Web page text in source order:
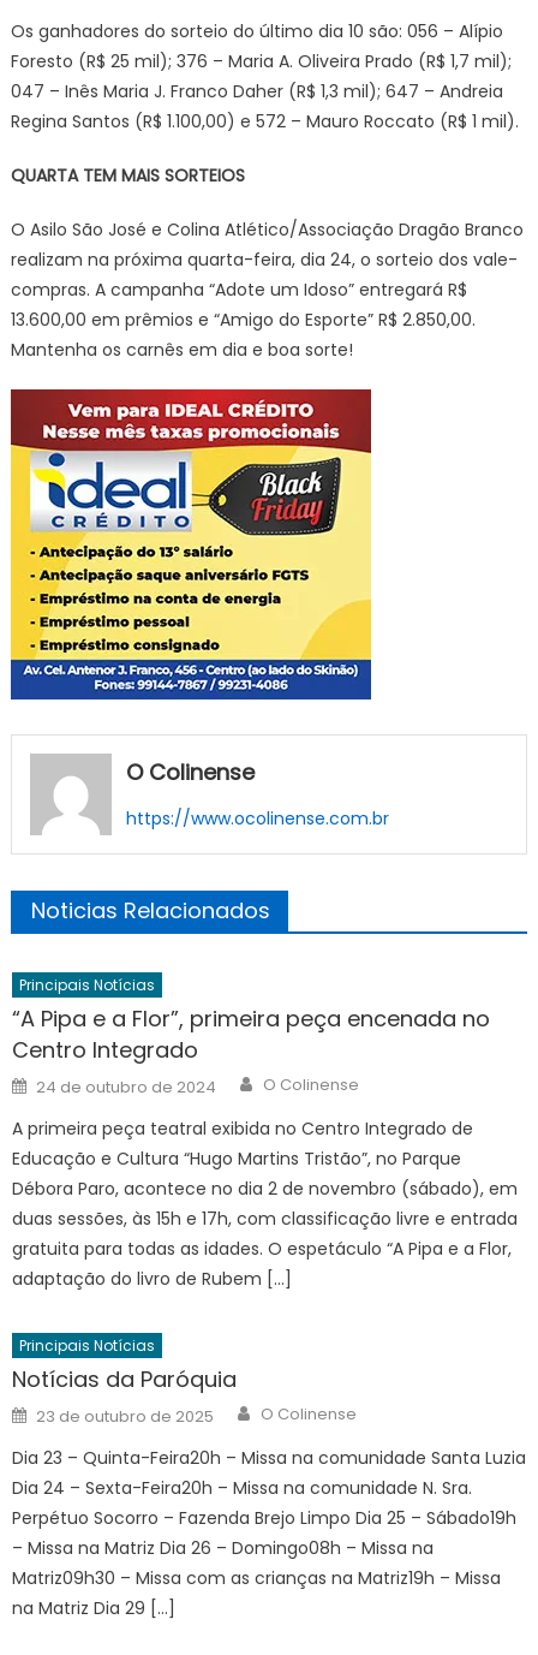
Os ganhadores do sorteio do último dia 10 são: 056 – Alípio
Foresto (R$ 25 mil); 376 – Maria A. Oliveira Prado (R$ 1,7 mil);
047 – Inês Maria J. Franco Daher (R$ 1,3 mil); 647 – Andreia
Regina Santos (R$ 1.100,00) e 572 – Mauro Roccato (R$ 1 mil).
QUARTA TEM MAIS SORTEIOS
O Asilo São José e Colina Atlético/Associação Dragão Branco
realizam na próxima quarta-feira, dia 24, o sorteio dos vale-
compras. A campanha “Adote um Idoso” entregará R$
13.600,00 em prêmios e “Amigo do Esporte” R$ 2.850,00.
Mantenha os carnês em dia e boa sorte!
O Colinense
https://www.ocolinense.com.br
Noticias Relacionados
Principais Notícias
“A Pipa e a Flor”, primeira peça encenada no
Centro Integrado
Posted
on
24 de outubro de 2024 Author
O Colinense
A primeira peça teatral exibida no Centro Integrado de
Educação e Cultura “Hugo Martins Tristão”, no Parque
Débora Paro, acontece no dia 2 de novembro (sábado), em
duas sessões, às 15h e 17h, com classificação livre e entrada
gratuita para todas as idades. O espetáculo “A Pipa e a Flor,
adaptação do livro de Rubem […]
Principais Notícias
Notícias da Paróquia
Posted
on
23 de outubro de 2025 Author
O Colinense
Dia 23 – Quinta-Feira20h – Missa na comunidade Santa Luzia
Dia 24 – Sexta-Feira20h – Missa na comunidade N. Sra.
Perpétuo Socorro – Fazenda Brejo Limpo Dia 25 – Sábado19h
– Missa na Matriz Dia 26 – Domingo08h – Missa na
Matriz09h30 – Missa com as crianças na Matriz19h – Missa
na Matriz Dia 29 […]